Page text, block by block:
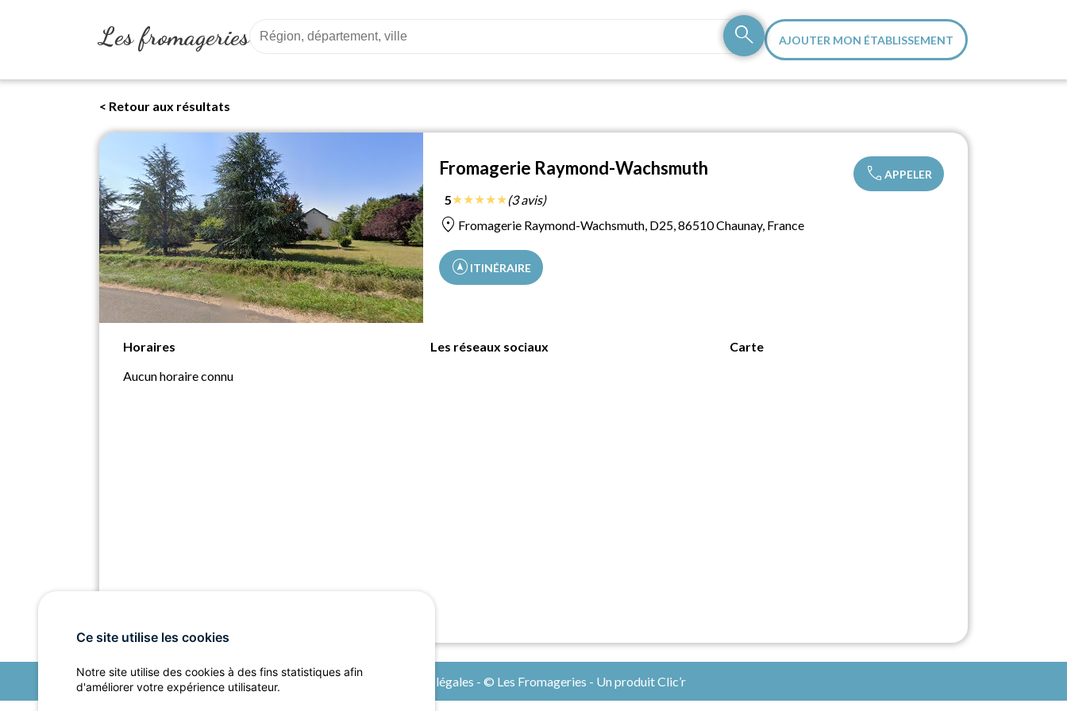
Les fromageries search AJOUTER MON ÉTABLISSEMENT
< Retour aux résultats
Fromagerie Raymond-Wachsmuth call APPELER
5★★★★★(3 avis)
location_on Fromagerie Raymond-Wachsmuth, D25, 86510 Chaunay, France
assistant_navigation ITINÉRAIRE
Horaires
Aucun horaire connu
Les réseaux sociaux Carte
Mentions légales - © Les Fromageries - Un produitClic’r
Ce site utilise les cookies
Notre site utilise des cookies à des fins statistiques afin
d'améliorer votre expérience utilisateur.